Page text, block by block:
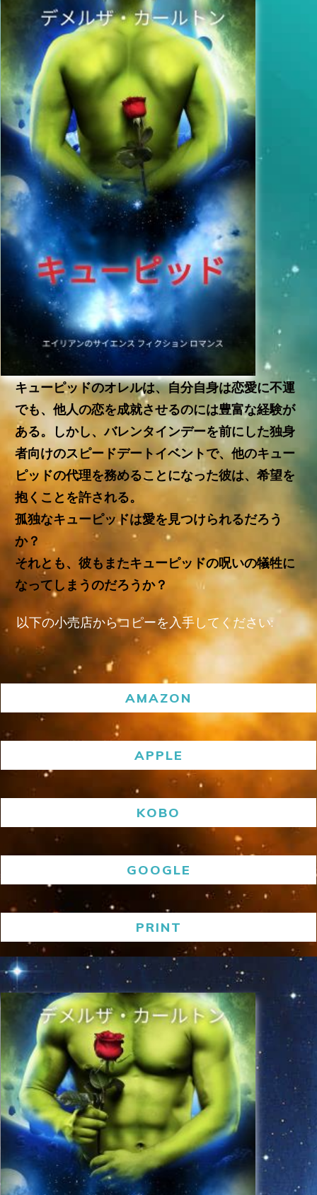
キューピッドのオレルは、自分自身は恋愛に不運
でも、他人の恋を成就させるのには豊富な経験が
ある。しかし、バレンタインデーを前にした独身
者向けのスピードデートイベントで、他のキュー
ピッドの代理を務めることになった彼は、希望を
抱くことを許される。
孤独なキューピッドは愛を見つけられるだろう
か？
それとも、彼もまたキューピッドの呪いの犠牲に
なってしまうのだろうか？
以下の小売店からコピーを入手してください:
AMAZON
APPLE
KOBO
GOOGLE
PRINT